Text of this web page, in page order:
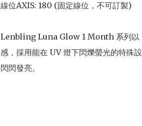
線位AXIS: 180 (固定線位，不可訂製)
Lenbling Luna Glow 1 Month 系列以
感，採用能在 UV 燈下閃爍螢光的特殊
閃閃發亮。